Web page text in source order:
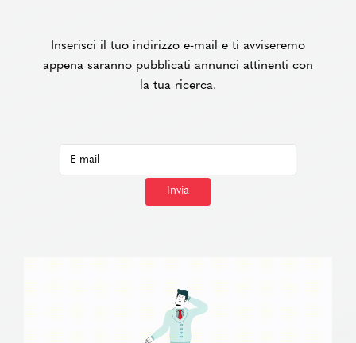
Inserisci il tuo indirizzo e-mail e ti avviseremo
appena saranno pubblicati annunci attinenti con
la tua ricerca.
Invia